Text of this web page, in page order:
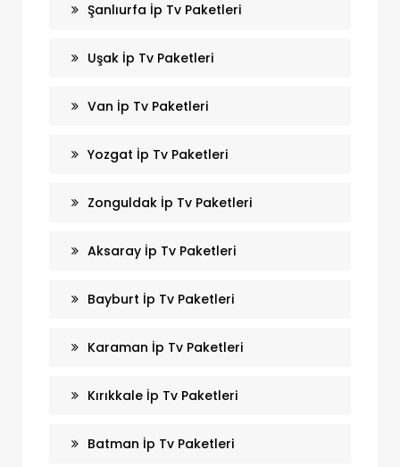
Şanlıurfa İp Tv Paketleri
Uşak İp Tv Paketleri
Van İp Tv Paketleri
Yozgat İp Tv Paketleri
Zonguldak İp Tv Paketleri
Aksaray İp Tv Paketleri
Bayburt İp Tv Paketleri
Karaman İp Tv Paketleri
Kırıkkale İp Tv Paketleri
Batman İp Tv Paketleri